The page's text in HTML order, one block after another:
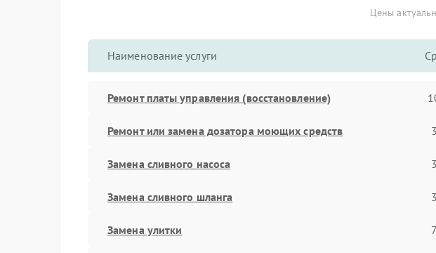
Цены
Наименование услуги
Ремонт платы управления (восстановление)
Ремонт или замена дозатора моющих средств
Замена сливного насоса
Замена сливного шланга
Замена улитки